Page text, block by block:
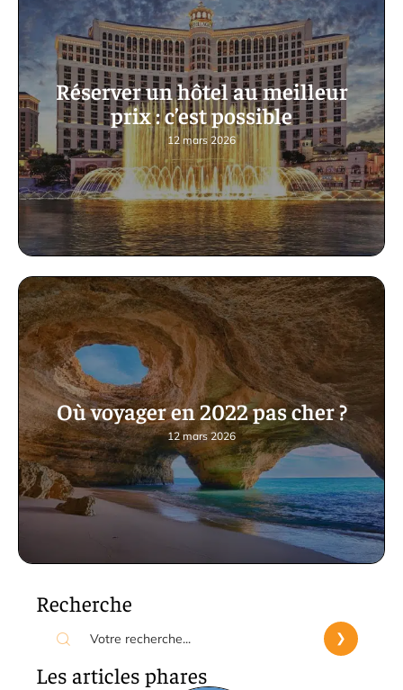
Réserver un hôtel au meilleur
prix : c’est possible
12 mars 2026
Où voyager en 2022 pas cher ?
12 mars 2026
Recherche
Les articles phares